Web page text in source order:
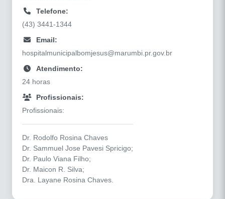
Telefone:
(43) 3441-1344
Email:
hospitalmunicipalbomjesus@marumbi.pr.gov.br
Atendimento:
24 horas
Profissionais:
Profissionais:
Dr. Rodolfo Rosina Chaves
Dr. Sammuel Jose Pavesi Spricigo;
Dr. Paulo Viana Filho;
Dr. Maicon R. Silva;
Dra. Layane Rosina Chaves.